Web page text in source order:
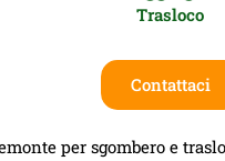
Trasloco
Contattaci
per sgombero e